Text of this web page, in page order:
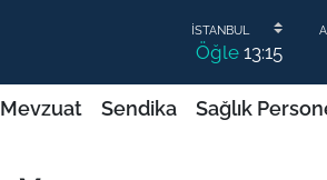
Öğle 13:15
Mevzuat Sendika Sağlık